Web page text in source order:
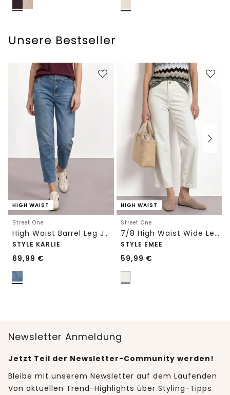
Unsere Bestseller
HIGH WAIST
Street One
High Waist Barrel Leg Jeans im Loose Fit
STYLE KARLIE
69,99 €
HIGH WAIST
Street One
7/8 High Waist Wide Leg Jeans im Loose Fit
STYLE EMEE
59,99 €
Newsletter Anmeldung
Jetzt Teil der Newsletter-Community werden!
Bleibe mit unserem Newsletter auf dem Laufenden:
Von aktuellen Trend-Highlights über Styling-Tipps